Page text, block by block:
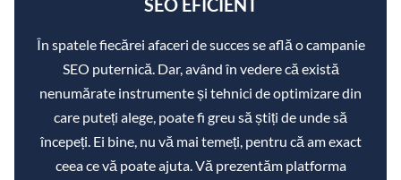
SEO EFICIENT
În spatele fiecărei afaceri de succes se află o campanie
SEO puternică. Dar, având în vedere că există
nenumărate instrumente și tehnici de optimizare din
care puteți alege, poate fi greu să știți de unde să
începeți. Ei bine, nu vă mai temeți, pentru că am exact
ceea ce vă poate ajuta. Vă prezentăm platforma